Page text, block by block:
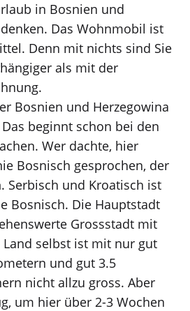
in Bosnien und
Das Wohnmobil ist
Denn mit nichts sind Sie
als mit der
Bosnien und Herzegowina
beginnt schon bei den
Wer dachte, hier
Bosnisch gesprochen, der
Serbisch und Kroatisch ist
Bosnisch. Die Hauptstadt
Grossstadt mit
Land selbst ist mit nur gut
und gut 3.5
nicht allzu gross. Aber
um hier über 2-3 Wochen